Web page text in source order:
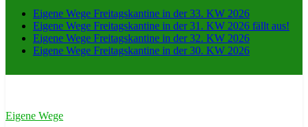
Eigene Wege Freitagskantine in der 33. KW 2026
Eigene Wege Freitagskantine in der 31. KW 2026 fällt aus!
Eigene Wege Freitagskantine in der 32. KW 2026
Eigene Wege Freitagskantine in der 30. KW 2026
Eigene Wege